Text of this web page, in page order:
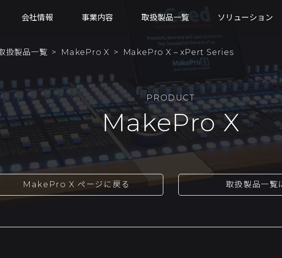
会社情報 事業内容 取扱製品一覧 ソリューション
扱製品一覧 > MakePro X > MakePro X – xPert Series
PRODUCT
MakePro X
MakePro X ページに戻る 取扱製品一覧